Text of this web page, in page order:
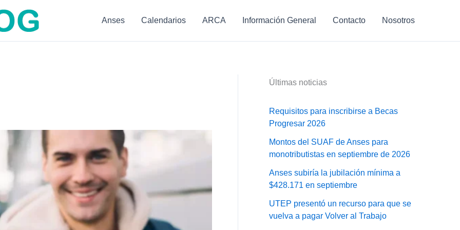
Anses Calendarios ARCA Información General Contacto Nosotros
Últimas noticias
Requisitos para inscribirse a Becas
Progresar 2026
Montos del SUAF de Anses para
monotributistas en septiembre de 2026
Anses subiría la jubilación mínima a
$428.171 en septiembre
UTEP presentó un recurso para que se
vuelva a pagar Volver al Trabajo